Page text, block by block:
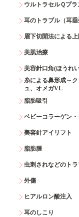
ウルトラセルＱプ
耳のトラブル（耳垂
眉下切開法による
美肌治療
美容針口角(ほうれ
糸による鼻形成～
ュ、オメガVL
脂肪吸引
ベビーコラーゲン
美容針アイリフト
脂肪腫
虫刺されなどのト
外傷
ヒアルロン酸注入
耳のしこり